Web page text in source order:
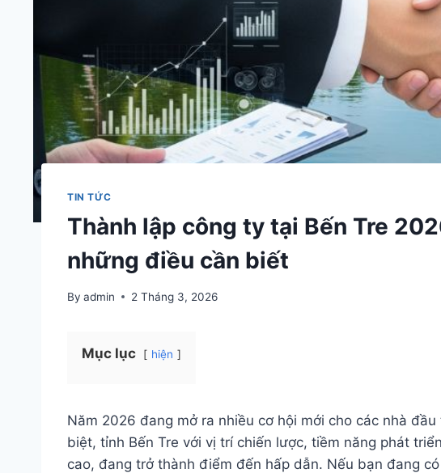
TIN TỨC
Thành lập công ty tại Bến Tre
những điều cần biết
By admin 2 Tháng 3, 2026
Mục lục hiện
Năm 2026 đang mở ra nhiều cơ hội mới cho các nhà
biệt, tỉnh Bến Tre với vị trí chiến lược, tiềm năng phát
cao, đang trở thành điểm đến hấp dẫn. Nếu bạn đang